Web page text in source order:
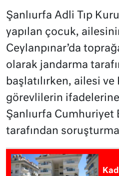
Şanlıurfa Adli Tıp
yapılan çocuk,
Ceylanpınar’da
olarak jandarma
başlatılırken, ailesi
görevlilerin
Şanlıurfa Cumhuriyet
tarafından soruşturma